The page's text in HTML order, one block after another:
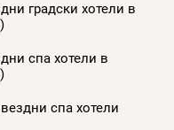
градски хотели в
спа хотели в
спа хотели